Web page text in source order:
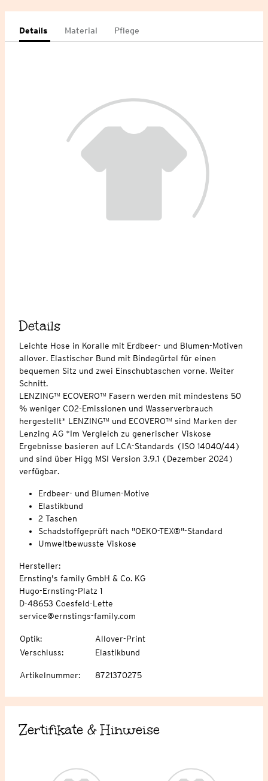
Details Material Pflege
Details
Leichte Hose in Koralle mit Erdbeer- und Blumen-Motiven
allover. Elastischer Bund mit Bindegürtel für einen
bequemen Sitz und zwei Einschubtaschen vorne. Weiter
Schnitt.
LENZING™ ECOVERO™ Fasern werden mit mindestens 50
% weniger CO2-Emissionen und Wasserverbrauch
hergestellt* LENZING™ und ECOVERO™ sind Marken der
Lenzing AG *Im Vergleich zu generischer Viskose
Ergebnisse basieren auf LCA-Standards (ISO 14040/44)
und sind über Higg MSI Version 3.9.1 (Dezember 2024)
verfügbar.
Erdbeer- und Blumen-Motive
Elastikbund
2 Taschen
Schadstoffgeprüft nach "OEKO-TEX®"-Standard
Umweltbewusste Viskose
Hersteller:
Ernsting's family GmbH & Co. KG
Hugo-Ernsting-Platz 1
D-48653 Coesfeld-Lette
service@ernstings-family.com
Optik:
Allover-Print
Verschluss: Elastikbund
Artikelnummer: 8721370275
Zertifikate & Hinweise